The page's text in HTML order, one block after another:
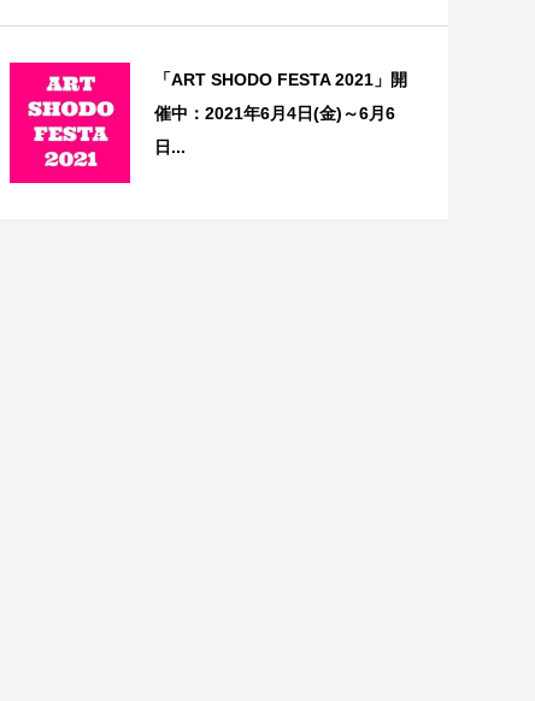
「ART SHODO FESTA 2021」開
催中：2021年6月4日(金)～6月6
日...